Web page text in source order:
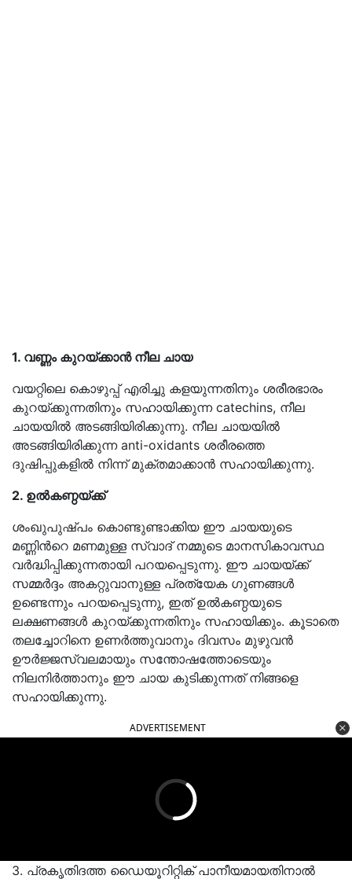
1. വണ്ണം കുറയ്ക്കാൻ നീല ചായ
വയറ്റിലെ കൊഴുപ്പ് എരിച്ചു കളയുന്നതിനും ശരീരഭാരം
കുറയ്ക്കുന്നതിനും സഹായിക്കുന്ന catechins, നീല
ചായയിൽ അടങ്ങിയിരിക്കുന്നു. നീല ചായയിൽ
അടങ്ങിയിരിക്കുന്ന anti-oxidants ശരീരത്തെ
ദുഷിപ്പുകളിൽ നിന്ന് മുക്തമാക്കാൻ സഹായിക്കുന്നു.
2. ഉൽകണ്ഠയ്ക്ക്
ശംഖുപുഷ്പം കൊണ്ടുണ്ടാക്കിയ ഈ ചായയുടെ
മണ്ണിൻറെ മണമുള്ള സ്വാദ് നമ്മുടെ മാനസികാവസ്ഥ
വർദ്ധിപ്പിക്കുന്നതായി പറയപ്പെടുന്നു. ഈ ചായയ്ക്ക്
സമ്മർദ്ദം അകറ്റുവാനുള്ള പ്രത്യേക ഗുണങ്ങൾ
ഉണ്ടെന്നും പറയപ്പെടുന്നു, ഇത് ഉൽകണ്ഠയുടെ
ലക്ഷണങ്ങൾ കുറയ്ക്കുന്നതിനും സഹായിക്കും. കൂടാതെ
തലച്ചോറിനെ ഉണർത്തുവാനും ദിവസം മുഴുവൻ
ഊർജ്ജസ്വലമായും സന്തോഷത്തോടെയും
നിലനിർത്താനും ഈ ചായ കുടിക്കുന്നത് നിങ്ങളെ
സഹായിക്കുന്നു.
ADVERTISEMENT
3. പ്രകൃതിദത്ത ഡൈയൂറിറ്റിക് പാനീയമായതിനാൽ